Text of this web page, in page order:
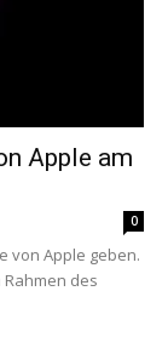
Apple am
0
von Apple geben.
des